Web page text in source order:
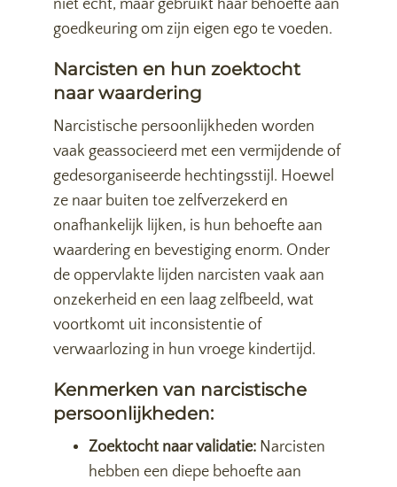
niet echt, maar gebruikt haar behoefte aan
goedkeuring om zijn eigen ego te voeden.
Narcisten en hun zoektocht
naar waardering
Narcistische persoonlijkheden worden
vaak geassocieerd met een vermijdende of
gedesorganiseerde hechtingsstijl. Hoewel
ze naar buiten toe zelfverzekerd en
onafhankelijk lijken, is hun behoefte aan
waardering en bevestiging enorm. Onder
de oppervlakte lijden narcisten vaak aan
onzekerheid en een laag zelfbeeld, wat
voortkomt uit inconsistentie of
verwaarlozing in hun vroege kindertijd.
Kenmerken van narcistische
persoonlijkheden:
Zoektocht naar validatie: Narcisten
hebben een diepe behoefte aan